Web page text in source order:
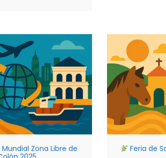
Mundial Zona Libre de
Feria de